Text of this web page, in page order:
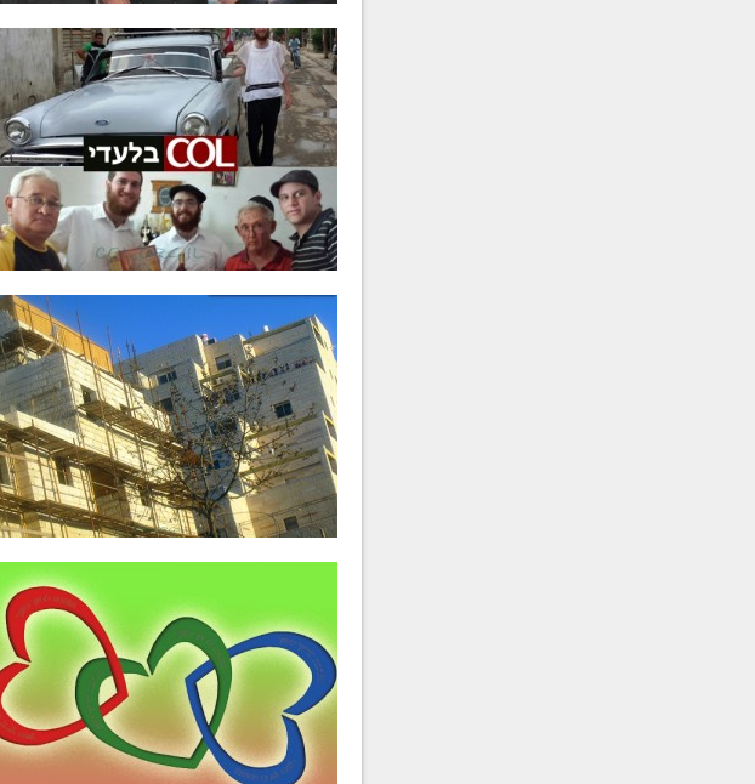
פריווא גאלדשטיין ע״ה-
אסתר פרידה חיימסון ע״ה-
משה מייזליש ע״ה - תר"ט
ר' בני בן עמי
הרה"ח חיים
תשע"א
הרה"ח אברהם
ע״ה- תשס"ג
הרה"ח
תשס"ב
הרה"ח
- תשס"א